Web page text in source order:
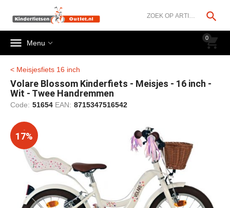

0

 Menu 
< Meisjesfiets 16 inch
Volare Blossom Kinderfiets - Meisjes - 16 inch -
Wit - Twee Handremmen
Code: 51654 EAN: 8715347516542
-
17%